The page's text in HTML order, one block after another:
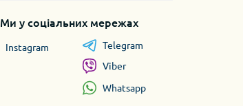
Ми у соціальних мережах
Instagram
Telegram
Viber
Whatsapp